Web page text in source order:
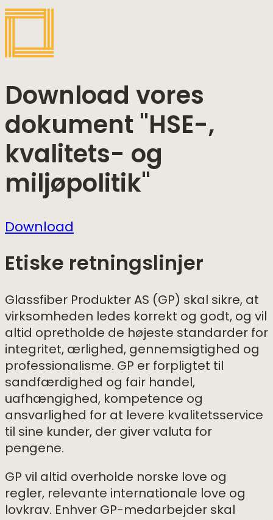
Download vores
dokument "HSE-,
kvalitets- og
miljøpolitik"
Download
Etiske retningslinjer
Glassfiber Produkter AS (GP) skal sikre, at
virksomheden ledes korrekt og godt, og vil
altid opretholde de højeste standarder for
integritet, ærlighed, gennemsigtighed og
professionalisme. GP er forpligtet til
sandfærdighed og fair handel,
uafhængighed, kompetence og
ansvarlighed for at levere kvalitetsservice
til sine kunder, der giver valuta for
pengene.
GP vil altid overholde norske love og
regler, relevante internationale love og
lovkrav. Enhver GP-medarbejder skal